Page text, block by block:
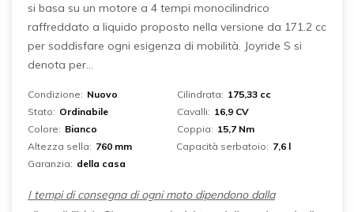
si basa su un motore a 4 tempi monocilindrico
raffreddato a liquido proposto nella versione da 171.2 cc
per soddisfare ogni esigenza di mobilità. Joyride S si
denota per...
Condizione: Nuovo
Stato: Ordinabile
Colore: Bianco
Cilindrata: 175,33 cc
Cavalli: 16,9 CV
Coppia: 15,7 Nm
Altezza sella: 760 mm Capacità serbatoio: 7,6 l
Garanzia: della casa
I tempi di consegna di ogni moto dipendono dalla